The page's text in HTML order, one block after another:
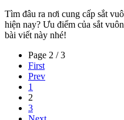
Tìm đâu ra nơi cung cấp sắt
hiện nay? Ưu điểm của sắt
bài viết này nhé!
Page 2 / 3
First
Prev
1
2
3